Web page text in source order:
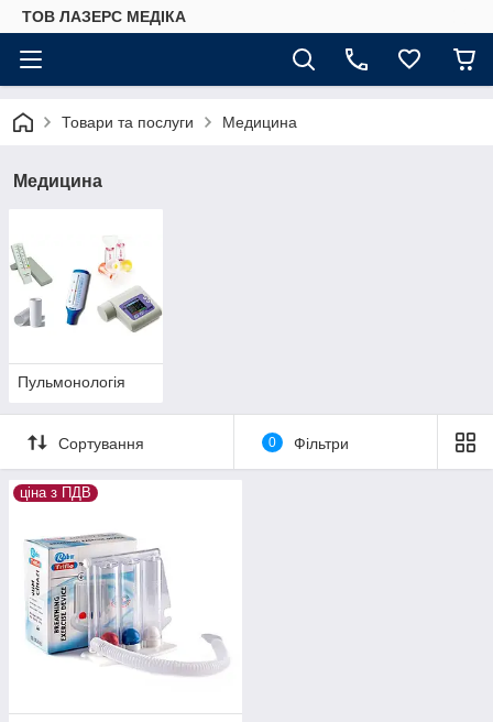
ТОВ ЛАЗЕРС МЕДІКА
Товари та послуги Медицина
Медицина
Пульмонологія
Сортування 0 Фільтри
ціна з ПДВ